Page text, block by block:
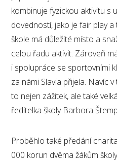
kombinuje fyzickou aktivitu s
dovedností, jako je fair play
škole má důležité místo a
celou řadu aktivit. Zároveň
i spolupráce se sportovními
za námi Slavia přijela. Navíc
to nejen zážitek, ale také
ředitelka školy Barbora
Proběhlo také předání
000 korun dvěma žákům